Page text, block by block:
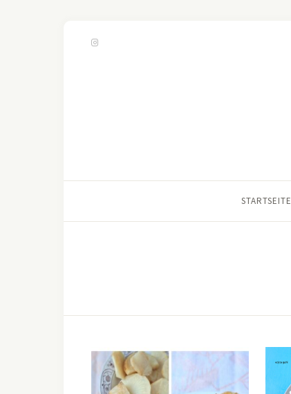
STARTSEITE